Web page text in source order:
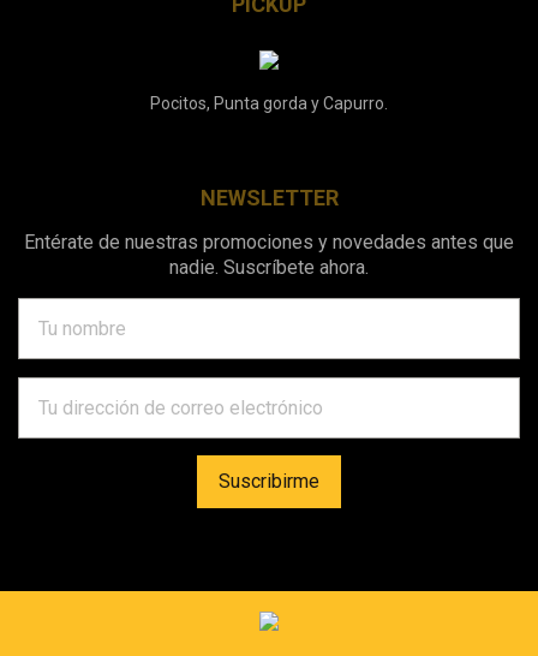
Pocitos, Punta gorda y Capurro.
NEWSLETTER
Entérate de nuestras promociones y novedades antes que
nadie. Suscríbete ahora.